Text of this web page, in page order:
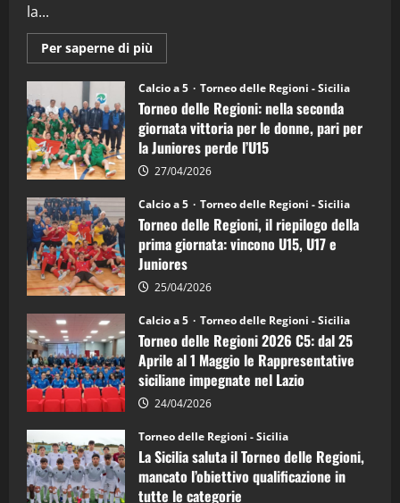
la...
Per saperne di più
informazioni
Torneo
delle
Regioni
di
calcio
a
5:
la
Juniores
è
vicecampione
d’Italia
Calcio a 5 Torneo delle Regioni - Sicilia
Torneo delle Regioni: nella seconda
giornata vittoria per le donne, pari per
la Juniores perde l’U15
27/04/2026
Calcio a 5 Torneo delle Regioni - Sicilia
Torneo delle Regioni, il riepilogo della
prima giornata: vincono U15, U17 e
Juniores
25/04/2026
Calcio a 5 Torneo delle Regioni - Sicilia
Torneo delle Regioni 2026 C5: dal 25
Aprile al 1 Maggio le Rappresentative
siciliane impegnate nel Lazio
24/04/2026
Torneo delle Regioni - Sicilia
La Sicilia saluta il Torneo delle Regioni,
mancato l’obiettivo qualificazione in
tutte le categorie